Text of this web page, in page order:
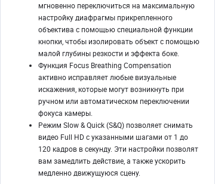
мгновенно переключиться на максимальную
настройку диафрагмы прикрепленного
объектива с помощью специальной функции
кнопки, чтобы изолировать объект с помощью
малой глубины резкости и эффекта боке.
Функция Focus Breathing Compensation
активно исправляет любые визуальные
искажения, которые могут возникнуть при
ручном или автоматическом переключении
фокуса камеры.
Режим Slow & Quick (S&Q) позволяет снимать
видео Full HD с указанными шагами от 1 до
120 кадров в секунду. Эти настройки позволят
вам замедлить действие, а также ускорить
медленно движущуюся сцену.